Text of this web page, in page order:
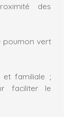
des
poumon vert
et familiale ;
faciliter le